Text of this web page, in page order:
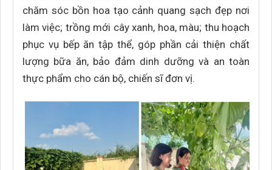
chăm sóc bồn hoa tạo cảnh quang sạch đẹp nơi
làm việc; trồng mới cây xanh, hoa, màu; thu hoạch
phục vụ bếp ăn tập thể, góp phần cải thiện chất
lượng bữa ăn, bảo đảm dinh dưỡng và an toàn
thực phẩm cho cán bộ, chiến sĩ đơn vị.